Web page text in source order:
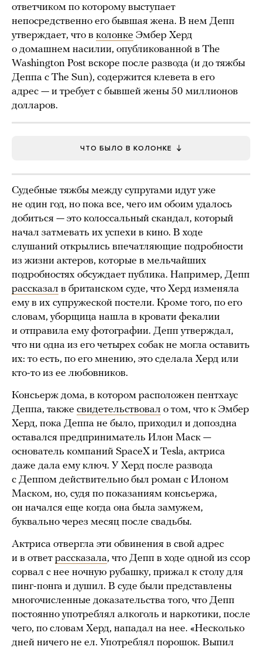
ответчиком по которому выступает
непосредственно его бывшая жена. В нем Депп
утверждает, что в колонке Эмбер Херд
о домашнем насилии, опубликованной в The
Washington Post вскоре после развода (и до тяжбы
Деппа с The Sun), содержится клевета в его
адрес — и требует с бывшей жены 50 миллионов
долларов.
ЧТО БЫЛО В КОЛОНКЕ
Судебные тяжбы между супругами идут уже
не один год, но пока все, чего им обоим удалось
добиться — это колоссальный скандал, который
начал затмевать их успехи в кино. В ходе
слушаний открылись впечатляющие подробности
из жизни актеров, которые в мельчайших
подробностях обсуждает публика. Например, Депп
рассказал в британском суде, что Херд изменяла
ему в их супружеской постели. Кроме того, по его
словам, уборщица нашла в кровати фекалии
и отправила ему фотографии. Депп утверждал,
что ни одна из его четырех собак не могла оставить
их: то есть, по его мнению, это сделала Херд или
кто-то из ее любовников.
Консьерж дома, в котором расположен пентхаус
Деппа, также свидетельствовал о том, что к Эмбер
Херд, пока Деппа не было, приходил и допоздна
оставался предприниматель Илон Маск —
основатель компаний SpaceX и Tesla, актриса
даже дала ему ключ. У Херд после развода
с Деппом действительно был роман с Илоном
Маском, но, судя по показаниям консьержа,
он начался еще когда она была замужем,
буквально через месяц после свадьбы.
Актриса отвергла эти обвинения в свой адрес
и в ответ рассказала, что Депп в ходе одной из ссор
сорвал с нее ночную рубашку, прижал к столу для
пинг-понга и душил. В суде были представлены
многочисленные доказательства того, что Депп
постоянно употреблял алкоголь и наркотики, после
чего, по словам Херд, нападал на нее. «Несколько
дней ничего не ел. Употреблял порошок. Выпил